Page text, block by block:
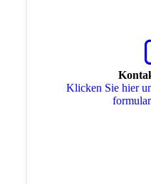
Klicken Sie hier